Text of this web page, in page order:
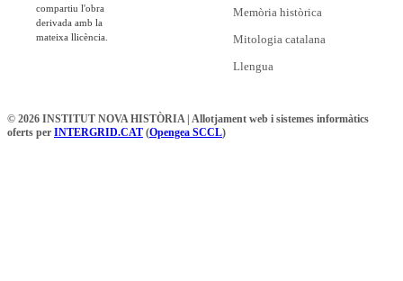
compartiu l'obra
derivada amb la
mateixa llicència.
Memòria històrica
Mitologia catalana
Llengua
© 2026 INSTITUT NOVA HISTÒRIA | Allotjament web i sistemes informàtics
oferts per INTERGRID.CAT (Opengea SCCL)